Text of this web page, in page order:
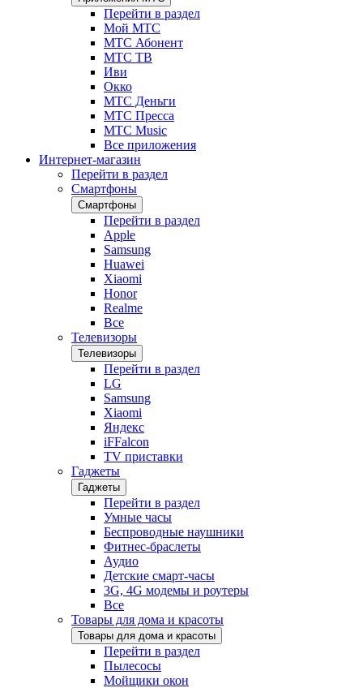
Перейти в раздел
Мой МТС
МТС Абонент
МТС ТВ
Иви
Окко
МТС Деньги
МТС Пресса
МТС Music
Все приложения
Интернет-магазин
Перейти в раздел
Смартфоны
Смартфоны
Перейти в раздел
Apple
Samsung
Huawei
Xiaomi
Honor
Realme
Все
Телевизоры
Телевизоры
Перейти в раздел
LG
Samsung
Xiaomi
Яндекс
iFFalcon
TV приставки
Гаджеты
Гаджеты
Перейти в раздел
Умные часы
Беспроводные наушники
Фитнес-браслеты
Аудио
Детские смарт-часы
3G, 4G модемы и роутеры
Все
Товары для дома и красоты
Товары для дома и красоты
Перейти в раздел
Пылесосы
Мойщики окон